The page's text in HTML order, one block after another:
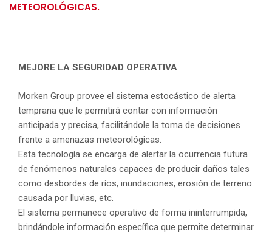
METEOROLÓGICAS.
MEJORE LA SEGURIDAD OPERATIVA
Morken Group provee el sistema estocástico de alerta
temprana que le permitirá contar con información
anticipada y precisa, facilitándole la toma de decisiones
frente a amenazas meteorológicas.
Esta tecnología se encarga de alertar la ocurrencia futura
de fenómenos naturales capaces de producir daños tales
como desbordes de ríos, inundaciones, erosión de terreno
causada por lluvias, etc.
El sistema permanece operativo de forma ininterrumpida,
brindándole información específica que permite determinar